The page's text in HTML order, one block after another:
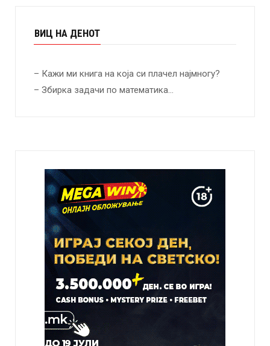
ВИЦ НА ДЕНОТ
– Кажи ми книга на која си плачел најмногу?
– Збирка задачи по математика…